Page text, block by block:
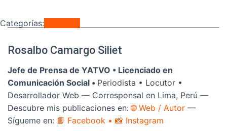
Categorías:
Rosalbo Camargo Siliet
Jefe de Prensa de YATVO • Licenciado en
Comunicación Social • Periodista • Locutor •
Desarrollador Web — Corresponsal en Lima, Perú —
Descubre mis publicaciones en:🌐 Web / Autor —
Sígueme en: 📘 Facebook • 📸 Instagram